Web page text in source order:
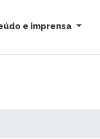
e imprensa